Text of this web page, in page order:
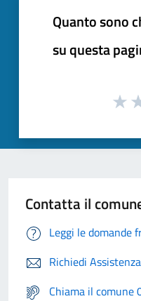
Quanto sono
su questa
Contatta il
Leggi le domande
Richiedi Assistenza
Chiama il comune